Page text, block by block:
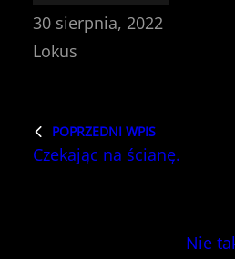
30 sierpnia, 2022
Lokus
POPRZEDNI WPIS
Czekając na ścianę.
Nie